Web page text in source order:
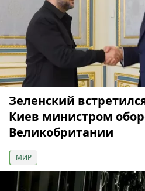
Зеленский
Киев министром
Великобритании
МИР